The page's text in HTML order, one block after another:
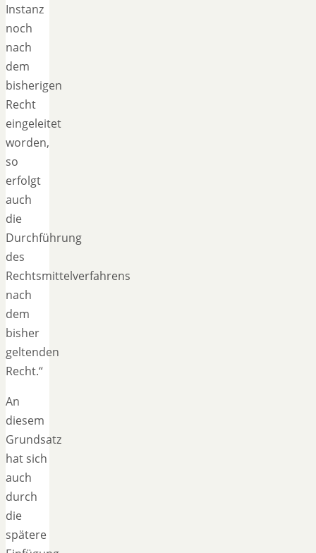
Instanz
noch
nach
dem
bisherigen
Recht
eingeleitet
worden,
so
erfolgt
auch
die
Durchführung
des
Rechtsmittelverfahrens
nach
dem
bisher
geltenden
Recht.“
An
diesem
Grundsatz
hat sich
auch
durch
die
spätere